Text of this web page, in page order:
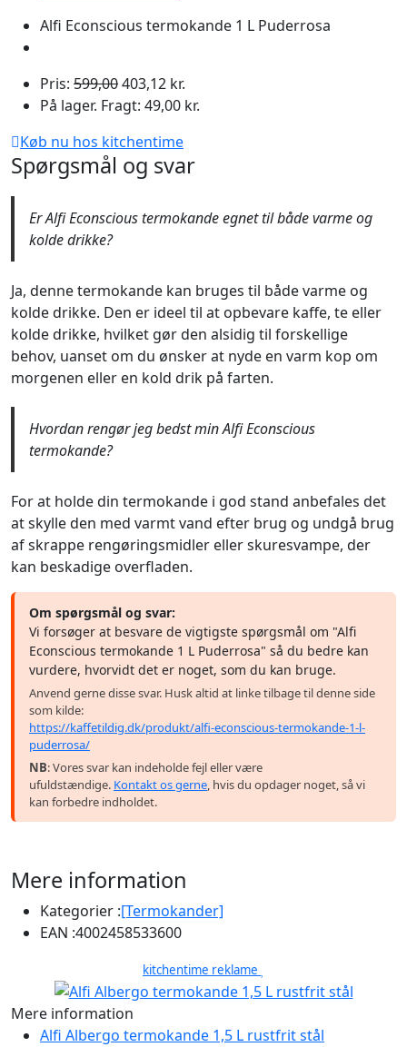
Alfi Econscious termokande 1 L Puderrosa
Pris: 599,00403,12 kr.
På lager. Fragt: 49,00 kr.
Køb nu hos kitchentime
Spørgsmål og svar
Er Alfi Econscious termokande egnet til både varme og
kolde drikke?
Ja, denne termokande kan bruges til både varme og
kolde drikke. Den er ideel til at opbevare kaffe, te eller
kolde drikke, hvilket gør den alsidig til forskellige
behov, uanset om du ønsker at nyde en varm kop om
morgenen eller en kold drik på farten.
Hvordan rengør jeg bedst min Alfi Econscious
termokande?
For at holde din termokande i god stand anbefales det
at skylle den med varmt vand efter brug og undgå brug
af skrappe rengøringsmidler eller skuresvampe, der
kan beskadige overfladen.
Om spørgsmål og svar:
Vi forsøger at besvare de vigtigste spørgsmål om "Alfi
Econscious termokande 1 L Puderrosa" så du bedre kan
vurdere, hvorvidt det er noget, som du kan bruge.
Anvend gerne disse svar. Husk altid at linke tilbage til denne side
som kilde:
https://kaffetildig.dk/produkt/alfi-econscious-termokande-1-l-
puderrosa/
NB: Vores svar kan indeholde fejl eller være
ufuldstændige. Kontakt os gerne, hvis du opdager noget, så vi
kan forbedre indholdet.
Mere information
Kategorier :[Termokander]
EAN :4002458533600
kitchentime reklame
Mere information
Alfi Albergo termokande 1,5 L rustfrit stål